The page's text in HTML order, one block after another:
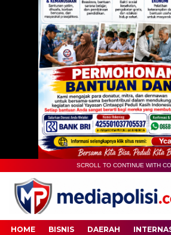
SCROLL TO CONTINUE WITH
HOME BISNIS DAERAH